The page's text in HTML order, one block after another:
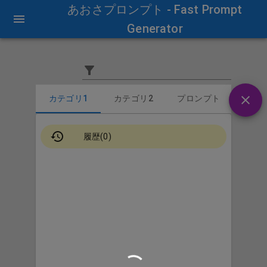
あおさプロンプト - Fast Prompt
Generator
カテゴリ1 カテゴリ2 プロンプト
履歴(0)